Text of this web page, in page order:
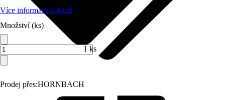
Prodej přes:HORNBACH
Více informací o zboží
Množství (ks)
1 ks